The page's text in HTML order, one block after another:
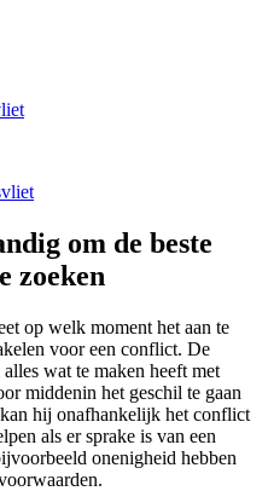
om de beste
zoeken
op welk moment het aan te
voor een conflict. De
wat te maken heeft met
middenin het geschil te gaan
hij onafhankelijk het conflict
als er sprake is van een
onenigheid hebben